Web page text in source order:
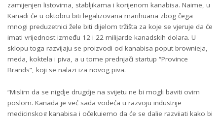
zamijenjen listovima, stabljikama i korijenom kanabisa. Naime, u
Kanadi će u oktobru biti legalizovana marihuana zbog čega
mnogi preduzetnici žele biti dijelom tržišta za koje se vjeruje da će
imati vrijednost između 12 i 22 milijarde kanadskih dolara. U
sklopu toga razvijaju se proizvodi od kanabisa poput brownieja,
meda, koktela i piva, a u tome prednjači startup “Province
Brands”, koji se nalazi iza novog piva.
“Mislim da se nigdje drugdje na svijetu ne bi mogli baviti ovim
poslom. Kanada je već sada vodeća u razvoju industrije
medicinskog kanabisa i očekujemo da će se dalje razvijati kako bi